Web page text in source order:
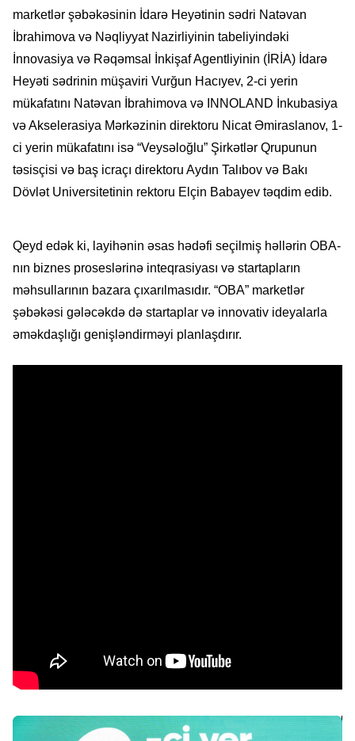
marketlər şəbəkəsinin İdarə Heyətinin sədri Natəvan
İbrahimova və Nəqliyyat Nazirliyinin tabeliyindəki
İnnovasiya və Rəqəmsal İnkişaf Agentliyinin (İRİA) İdarə
Heyəti sədrinin müşaviri Vurğun Hacıyev, 2-ci yerin
mükafatını Natəvan İbrahimova və INNOLAND İnkubasiya
və Akselerasiya Mərkəzinin direktoru Nicat Əmiraslanov, 1-
ci yerin mükafatını isə “Veysəloğlu” Şirkətlər Qrupunun
təsisçisi və baş icraçı direktoru Aydın Talıbov və Bakı
Dövlət Universitetinin rektoru Elçin Babayev təqdim edib.
Qeyd edək ki, layihənin əsas hədəfi seçilmiş həllərin OBA-
nın biznes proseslərinə inteqrasiyası və startapların
məhsullarının bazara çıxarılmasıdır. “OBA” marketlər
şəbəkəsi gələcəkdə də startaplar və innovativ ideyalarla
əməkdaşlığı genişləndirməyi planlaşdırır.